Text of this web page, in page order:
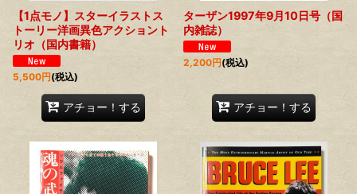
【1点モノ】スターイラストス
トーリー洋画異色アクショント
リオ（国内書籍）
5,500円(税込)
アチョー！する
ターザン1997年9月10日号（国
内雑誌）
2,200円(税込)
アチョー！する